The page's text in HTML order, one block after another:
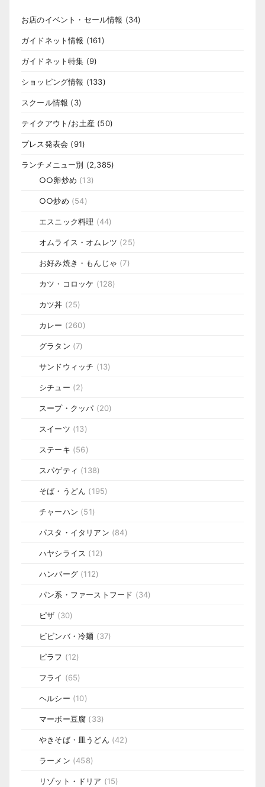
お店のイベント・セール情報 (34)
ガイドネット情報 (161)
ガイドネット特集 (9)
ショッピング情報 (133)
スクール情報 (3)
テイクアウト/お土産 (50)
プレス発表会 (91)
ランチメニュー別 (2,385)
○○卵炒め (13)
○○炒め (54)
エスニック料理 (44)
オムライス・オムレツ (25)
お好み焼き・もんじゃ (7)
カツ・コロッケ (128)
カツ丼 (25)
カレー (260)
グラタン (7)
サンドウィッチ (13)
シチュー (2)
スープ・クッパ (20)
スイーツ (13)
ステーキ (56)
スパゲティ (138)
そば・うどん (195)
チャーハン (51)
パスタ・イタリアン (84)
ハヤシライス (12)
ハンバーグ (112)
パン系・ファーストフード (34)
ピザ (30)
ビビンバ・冷麺 (37)
ピラフ (12)
フライ (65)
ヘルシー (10)
マーボー豆腐 (33)
やきそば・皿うどん (42)
ラーメン (458)
リゾット・ドリア (15)